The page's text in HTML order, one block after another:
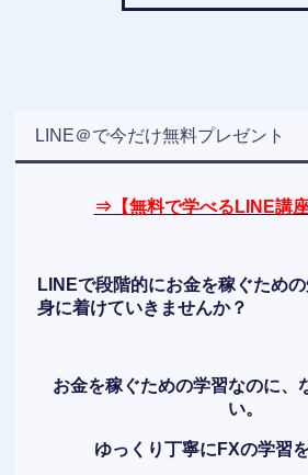
LINE＠で今だけ無料プレゼント
⇒【無料で学べるLINE講座
LINEで段階的にお金を稼ぐため
身に着けていきませんか？
お金を稼ぐための学習なのに、
い。
ゆっくり丁寧にFXの学習